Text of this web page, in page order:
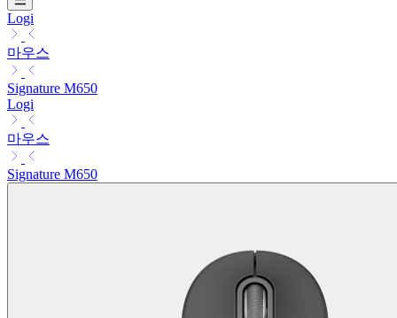
Logi
마우스
Signature M650
Logi
마우스
Signature M650